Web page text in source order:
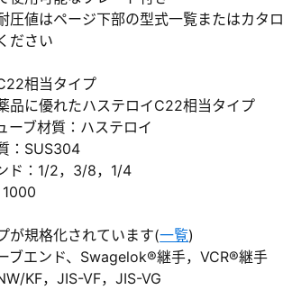
圧値はページ下部の型式一覧またはカタロ
ださい
相当タイプ
品に優れたハステロイC22相当タイプ
ーブ材質：ハステロイ
：SUS304
ド：1/2，3/8，1/4
1000
が規格化されています(一覧)
ブエンド、Swagelok®継手，VCR®継手
KF，JIS-VF，JIS-VG
かる場合があります。